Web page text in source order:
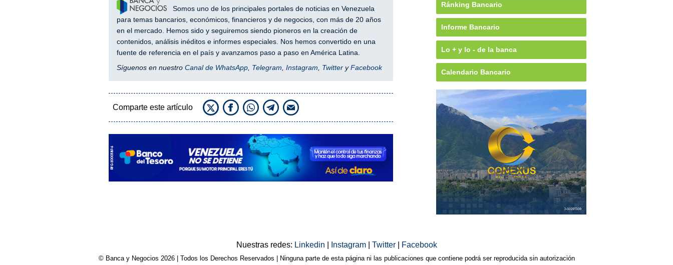
Somos uno de los principales portales de noticias en Venezuela
para temas bancarios, económicos, financieros y de negocios, con más de 20 años
en el mercado. Hemos sido y seguiremos siendo pioneros en la creación de
contenidos, análisis inéditos e informes especiales. Nos hemos convertido en una
fuente de referencia en el país y avanzamos paso a paso en América Latina.
Síguenos en nuestro Canal de WhatsApp, Telegram, Instagram, TwitteryFacebook
Comparte este artículo
Ránking Bancario
Informe Bancario
Lo + y lo - de la banca
Calendario Bancario
Nuestras redes: Linkedin Instagram Twitter Facebook
© Banca y Negocios 2026 | Todos los Derechos Reservados | Ninguna parte de esta página ni las publicaciones que contiene podrá ser reproducida sin autorización